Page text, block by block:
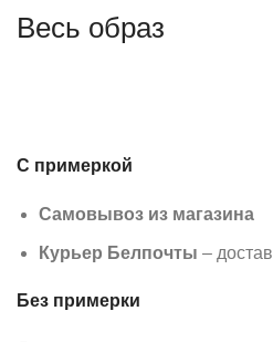
Весь образ
С примеркой
Самовывоз из магазина
Курьер Белпочты –
Без примерки